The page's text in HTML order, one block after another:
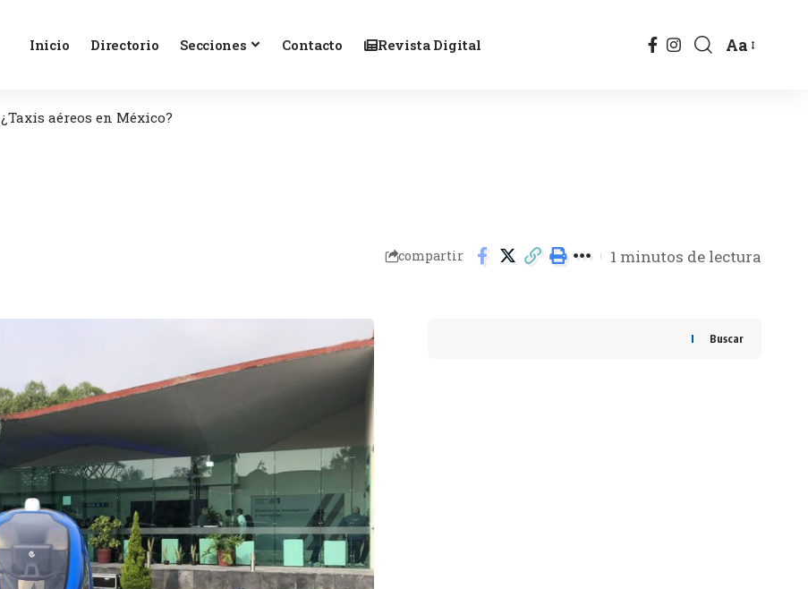
Inicio Directorio Secciones Contacto Revista Digital Aa
¿Taxis aéreos en México?
compartir 1 minutos de lectura
Buscar